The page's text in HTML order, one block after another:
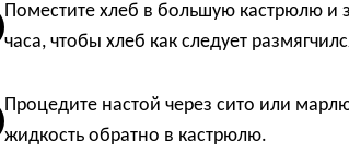
Поместите хлеб в большую кастрюлю и
часа, чтобы хлеб как следует
Процедите настой через сито или
жидкость обратно в кастрюлю.